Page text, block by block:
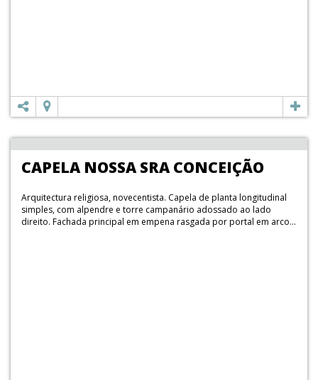
CAPELA NOSSA SRA CONCEIÇÃO
Arquitectura religiosa, novecentista. Capela de planta longitudinal
simples, com alpendre e torre campanário adossado ao lado
direito. Fachada principal em empena rasgada por portal em arco...